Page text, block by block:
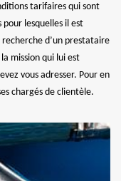
tarifaires qui sont
pour lesquelles il est
d’un prestataire
mission qui lui est
vous adresser. Pour en
chargés de clientèle.